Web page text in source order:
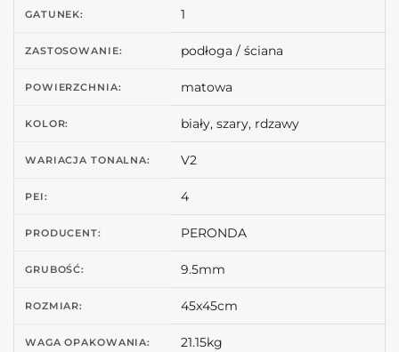
GATUNEK: 1
ZASTOSOWANIE: podłoga / ściana
POWIERZCHNIA: matowa
KOLOR: biały, szary, rdzawy
WARIACJA TONALNA: V2
PEI: 4
PRODUCENT: PERONDA
GRUBOŚĆ: 9.5mm
ROZMIAR: 45x45cm
WAGA OPAKOWANIA: 21.15kg